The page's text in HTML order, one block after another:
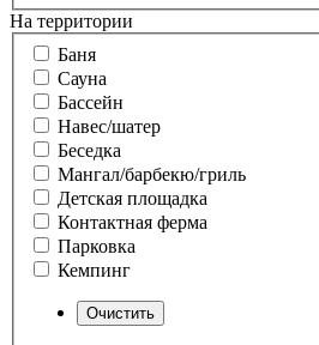
На территории
Баня
Сауна
Бассейн
Навес/шатер
Беседка
Мангал/барбекю/гриль
Детская площадка
Контактная ферма
Парковка
Кемпинг